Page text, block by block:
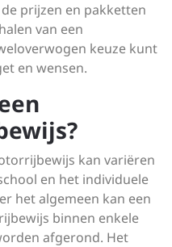
prijzen en pakketten
van een
keuze kunt
en wensen.
kan variëren
en het individuele
het algemeen kan een
binnen enkele
afgerond. Het